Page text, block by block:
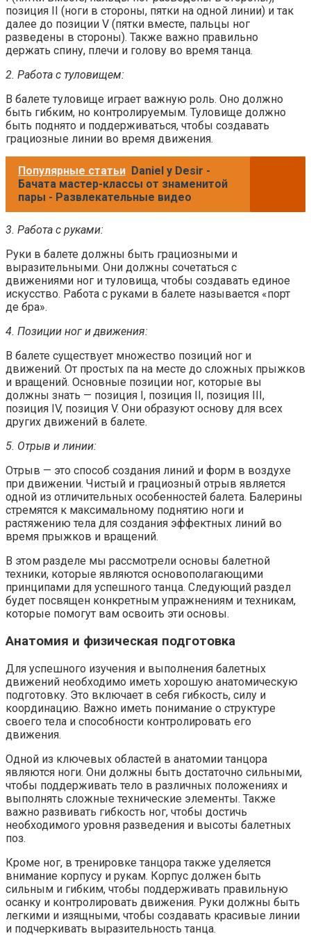
позиция II (ноги в стороны, пятки на одной линии) и так
далее до позиции V (пятки вместе, пальцы ног
разведены в стороны). Также важно правильно
держать спину, плечи и голову во время танца.
2. Работа с туловищем:
В балете туловище играет важную роль. Оно должно
быть гибким, но контролируемым. Туловище должно
быть поднято и поддерживаться, чтобы создавать
грациозные линии во время движения.
Популярные статьи Daniel y Desir -
Бачата мастер-классы от знаменитой
пары - Развлекательные видео
3. Работа с руками:
Руки в балете должны быть грациозными и
выразительными. Они должны сочетаться с
движениями ног и туловища, чтобы создавать единое
искусство. Работа с руками в балете называется «порт
де бра».
4. Позиции ног и движения:
В балете существует множество позиций ног и
движений. От простых па на месте до сложных прыжков
и вращений. Основные позиции ног, которые вы
должны знать — позиция I, позиция II, позиция III,
позиция IV, позиция V. Они образуют основу для всех
других движений в балете.
5. Отрыв и линии:
Отрыв — это способ создания линий и форм в воздухе
при движении. Чистый и грациозный отрыв является
одной из отличительных особенностей балета. Балерины
стремятся к максимальному поднятию ноги и
растяжению тела для создания эффектных линий во
время прыжков и вращений.
В этом разделе мы рассмотрели основы балетной
техники, которые являются основополагающими
принципами для успешного танца. Следующий раздел
будет посвящен конкретным упражнениям и техникам,
которые помогут вам освоить эти основы.
Анатомия и физическая подготовка
Для успешного изучения и выполнения балетных
движений необходимо иметь хорошую анатомическую
подготовку. Это включает в себя гибкость, силу и
координацию. Важно иметь понимание о структуре
своего тела и способности контролировать его
движения.
Одной из ключевых областей в анатомии танцора
являются ноги. Они должны быть достаточно сильными,
чтобы поддерживать тело в различных положениях и
выполнять сложные технические элементы. Также
важно развивать гибкость ног, чтобы достичь
необходимого уровня разведения и высоты балетных
поз.
Кроме ног, в тренировке танцора также уделяется
внимание корпусу и рукам. Корпус должен быть
сильным и гибким, чтобы поддерживать правильную
осанку и контролировать движения. Руки должны быть
легкими и изящными, чтобы создавать красивые линии
и подчеркивать выразительность танца.